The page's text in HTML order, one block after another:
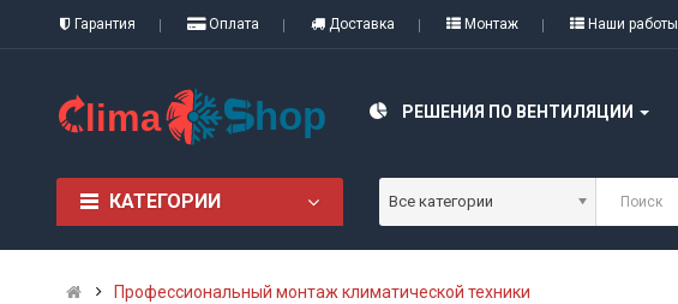
Гарантия Оплата Доставка Монтаж Наши работы
РЕШЕНИЯ ПО ВЕНТИЛЯЦИИ
КАТЕГОРИИ Все категории
Профессиональный монтаж климатической техники